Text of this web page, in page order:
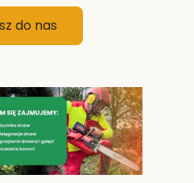
do nas